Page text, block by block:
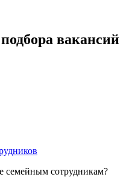
вакансий
семейным сотрудникам?